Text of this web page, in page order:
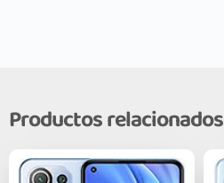
Productos relacionados